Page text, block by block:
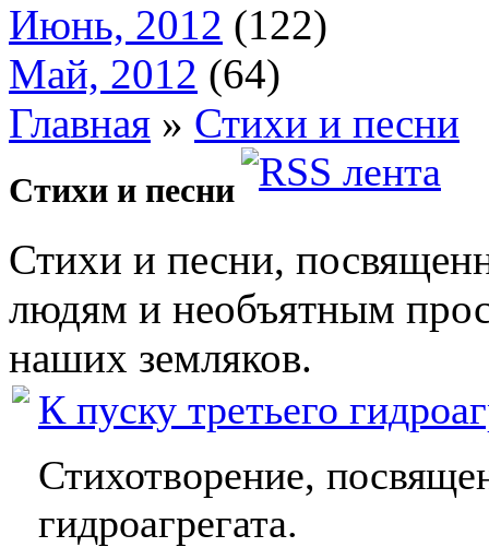
Июнь, 2012 (122)
Май, 2012 (64)
Главная » Стихи и песни
Стихи и песни
Стихи и песни,
людям и необъятным
наших земляков.
К пуску третьего
Стихотворение,
гидроагрегата.